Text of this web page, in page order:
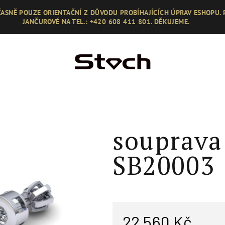
POUZE ORIENTAČNÍ Z DŮVODU PROBÍHAJÍCÍCH ÚPRAV
JANČUROVÉ NA TEL.: +420 608 411 801. DĚKUJEME.
SB20003